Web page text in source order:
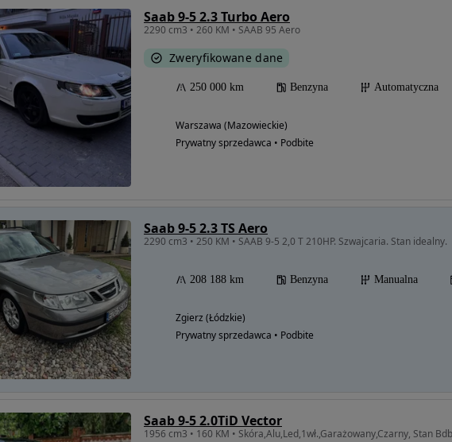
Saab 9-5 2.3 Turbo Aero
2290 cm3 • 260 KM • SAAB 95 Aero
Zweryfikowane dane
250 000 km Benzyna Automatyczna
Warszawa (Mazowieckie)
Prywatny sprzedawca • Podbite
Saab 9-5 2.3 TS Aero
2290 cm3 • 250 KM • SAAB 9-5 2,0 T 210HP. Szwajcaria. Stan idealny.
208 188 km Benzyna Manualna
Zgierz (Łódzkie)
Prywatny sprzedawca • Podbite
Saab 9-5 2.0TiD Vector
1956 cm3 • 160 KM • Skóra,Alu,Led,1wł.,Garażowany,Czarny, Stan